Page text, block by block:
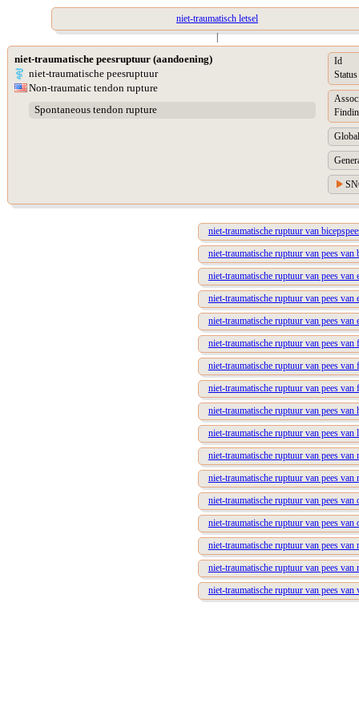
niet-traumatisch letsel
|
niet-traumatische peesruptuur (aandoening)
niet-traumatische peesruptuur
Non-traumatic tendon rupture
Spontaneous tendon rupture
Id
Status
niet-traumatische ruptuur van
niet-traumatische ruptuur van pees van
niet-traumatische ruptuur van pees van
niet-traumatische ruptuur van pees van
niet-traumatische ruptuur van pees van
niet-traumatische ruptuur van pees van
niet-traumatische ruptuur van pees van
niet-traumatische ruptuur van pees
niet-traumatische ruptuur van pees van
niet-traumatische ruptuur van pees
niet-traumatische ruptuur van pees van
niet-traumatische ruptuur van pees
niet-traumatische ruptuur van pees van
niet-traumatische ruptuur van pees van
niet-traumatische ruptuur van pees
niet-traumatische ruptuur van pees van
niet-traumatische ruptuur van pees van